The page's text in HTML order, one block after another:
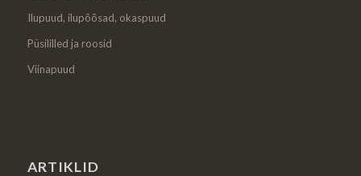
Ilupuud, ilupõõsad, okaspuud
Püsililled ja roosid
Viinapuud
ARTIKLID